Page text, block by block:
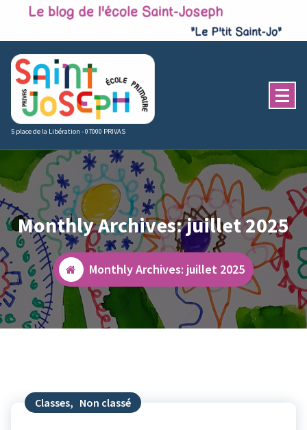
content
5 place de la Libération - 07000 PRIVAS
Monthly Archives: juillet 2025
Monthly Archives: juillet 2025
Classes, Non classé